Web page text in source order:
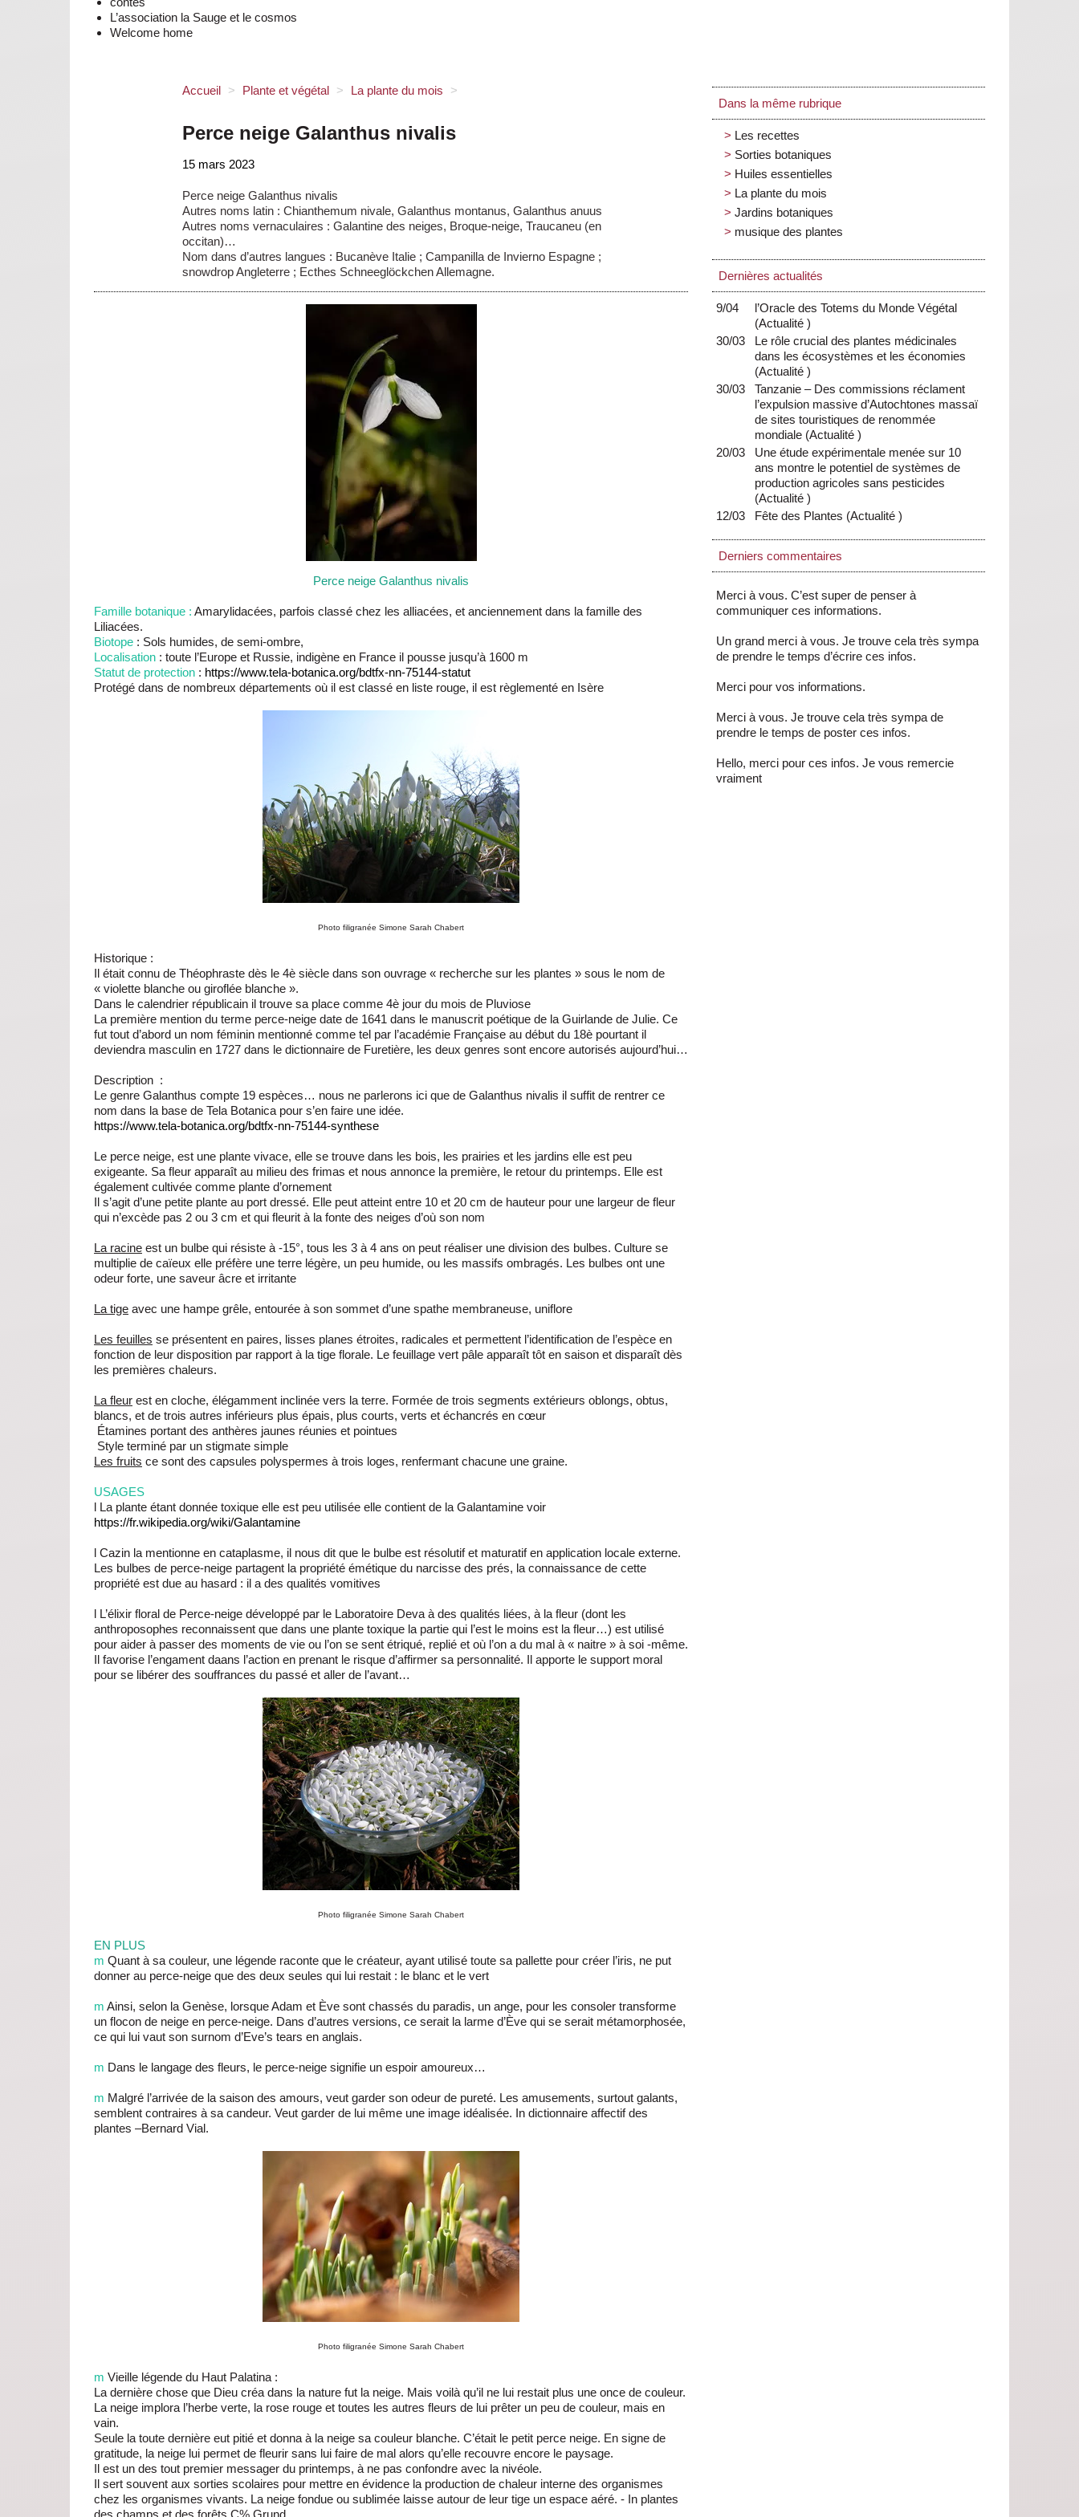
L’association la Sauge et le cosmos
Welcome home
Accueil > Plante et végétal > La plante du mois >
Perce neige Galanthus nivalis
15 mars 2023
Perce neige Galanthus nivalis
Autres noms latin : Chianthemum nivale, Galanthus montanus, Galanthus anuus
Autres noms vernaculaires : Galantine des neiges, Broque-neige, Traucaneu (en
occitan)…
Nom dans d’autres langues : Bucanève Italie ; Campanilla de Invierno Espagne ;
snowdrop Angleterre ; Ecthes Schneeglöckchen Allemagne.
Perce neige Galanthus nivalis
Famille botanique : Amarylidacées, parfois classé chez les alliacées, et anciennement dans la famille des
Liliacées.
Biotope : Sols humides, de semi-ombre,
Localisation : toute l’Europe et Russie, indigène en France il pousse jusqu’à 1600 m
Statut de protection : https://www.tela-botanica.org/bdtfx-nn-75144-statut
Protégé dans de nombreux départements où il est classé en liste rouge, il est règlementé en Isère
Photo filigranée Simone Sarah Chabert
Historique :
Il était connu de Théophraste dès le 4è siècle dans son ouvrage « recherche sur les plantes » sous le nom de
« violette blanche ou giroflée blanche ».
Dans le calendrier républicain il trouve sa place comme 4è jour du mois de Pluviose
La première mention du terme perce-neige date de 1641 dans le manuscrit poétique de la Guirlande de Julie. Ce
fut tout d’abord un nom féminin mentionné comme tel par l’académie Française au début du 18è pourtant il
deviendra masculin en 1727 dans le dictionnaire de Furetière, les deux genres sont encore autorisés aujourd’hui…
Description :
Le genre Galanthus compte 19 espèces… nous ne parlerons ici que de Galanthus nivalis il suffit de rentrer ce
nom dans la base de Tela Botanica pour s’en faire une idée.
https://www.tela-botanica.org/bdtfx-nn-75144-synthese
Le perce neige, est une plante vivace, elle se trouve dans les bois, les prairies et les jardins elle est peu
exigeante. Sa fleur apparaît au milieu des frimas et nous annonce la première, le retour du printemps. Elle est
également cultivée comme plante d’ornement
Il s’agit d’une petite plante au port dressé. Elle peut atteint entre 10 et 20 cm de hauteur pour une largeur de fleur
qui n’excède pas 2 ou 3 cm et qui fleurit à la fonte des neiges d’où son nom
La racine est un bulbe qui résiste à -15°, tous les 3 à 4 ans on peut réaliser une division des bulbes. Culture se
multiplie de caïeux elle préfère une terre légère, un peu humide, ou les massifs ombragés. Les bulbes ont une
odeur forte, une saveur âcre et irritante
La tige avec une hampe grêle, entourée à son sommet d’une spathe membraneuse, uniflore
Les feuilles se présentent en paires, lisses planes étroites, radicales et permettent l’identification de l’espèce en
fonction de leur disposition par rapport à la tige florale. Le feuillage vert pâle apparaît tôt en saison et disparaît dès
les premières chaleurs.
La fleur est en cloche, élégamment inclinée vers la terre. Formée de trois segments extérieurs oblongs, obtus,
blancs, et de trois autres inférieurs plus épais, plus courts, verts et échancrés en cœur
Étamines portant des anthères jaunes réunies et pointues
Style terminé par un stigmate simple
Les fruits ce sont des capsules polyspermes à trois loges, renfermant chacune une graine.
USAGES
l La plante étant donnée toxique elle est peu utilisée elle contient de la Galantamine voir
https://fr.wikipedia.org/wiki/Galantamine
l Cazin la mentionne en cataplasme, il nous dit que le bulbe est résolutif et maturatif en application locale externe.
Les bulbes de perce-neige partagent la propriété émétique du narcisse des prés, la connaissance de cette
propriété est due au hasard : il a des qualités vomitives
l L’élixir floral de Perce-neige développé par le Laboratoire Deva à des qualités liées, à la fleur (dont les
anthroposophes reconnaissent que dans une plante toxique la partie qui l’est le moins est la fleur…) est utilisé
pour aider à passer des moments de vie ou l’on se sent étriqué, replié et où l’on a du mal à « naitre » à soi -même.
Il favorise l’engament daans l’action en prenant le risque d’affirmer sa personnalité. Il apporte le support moral
pour se libérer des souffrances du passé et aller de l’avant…
Photo filigranée Simone Sarah Chabert
EN PLUS
m Quant à sa couleur, une légende raconte que le créateur, ayant utilisé toute sa pallette pour créer l’iris, ne put
donner au perce-neige que des deux seules qui lui restait : le blanc et le vert
m Ainsi, selon la Genèse, lorsque Adam et Ève sont chassés du paradis, un ange, pour les consoler transforme
un flocon de neige en perce-neige. Dans d’autres versions, ce serait la larme d’Ève qui se serait métamorphosée,
ce qui lui vaut son surnom d’Eve’s tears en anglais.
m Dans le langage des fleurs, le perce-neige signifie un espoir amoureux…
m Malgré l’arrivée de la saison des amours, veut garder son odeur de pureté. Les amusements, surtout galants,
semblent contraires à sa candeur. Veut garder de lui même une image idéalisée. In dictionnaire affectif des
plantes –Bernard Vial.
Photo filigranée Simone Sarah Chabert
m Vieille légende du Haut Palatina :
La dernière chose que Dieu créa dans la nature fut la neige. Mais voilà qu’il ne lui restait plus une once de couleur.
La neige implora l’herbe verte, la rose rouge et toutes les autres fleurs de lui prêter un peu de couleur, mais en
vain.
Seule la toute dernière eut pitié et donna à la neige sa couleur blanche. C’était le petit perce neige. En signe de
gratitude, la neige lui permet de fleurir sans lui faire de mal alors qu’elle recouvre encore le paysage.
Il est un des tout premier messager du printemps, à ne pas confondre avec la nivéole.
Il sert souvent aux sorties scolaires pour mettre en évidence la production de chaleur interne des organismes
chez les organismes vivants. La neige fondue ou sublimée laisse autour de leur tige un espace aéré. - In plantes
Dans la même rubrique
Les recettes
Sorties botaniques
Huiles essentielles
La plante du mois
Jardins botaniques
musique des plantes
Dernières actualités
9/04
l’Oracle des Totems du Monde Végétal
(Actualité)
30/03
Le rôle crucial des plantes médicinales
dans les écosystèmes et les économies
(Actualité)
30/03
Tanzanie – Des commissions réclament
l’expulsion massive d’Autochtones massaï
de sites touristiques de renommée
mondiale (Actualité)
20/03
Une étude expérimentale menée sur 10
ans montre le potentiel de systèmes de
production agricoles sans pesticides
(Actualité)
12/03
Fête des Plantes (Actualité)
Derniers commentaires
Merci à vous. C’est super de penser à
communiquer ces informations.
Un grand merci à vous. Je trouve cela très sympa
de prendre le temps d’écrire ces infos.
Merci pour vos informations.
Merci à vous. Je trouve cela très sympa de
prendre le temps de poster ces infos.
Hello, merci pour ces infos. Je vous remercie
vraiment